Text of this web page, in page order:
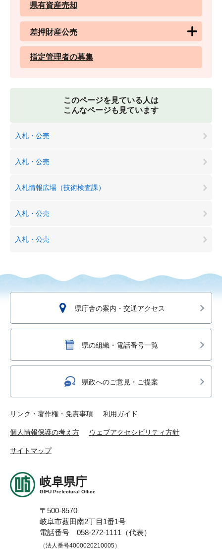
県有資産売却
差押財産公売
指定管理者の募集
このページを見ている人は
こんなページも見ています
入札・公売
入札・公売
入札情報広場（技術検査課）
入札・公売
入札・公売
県庁舎の案内・交通アクセス
県の組織・電話番号一覧
県政へのご意見・ご提案
リンク・著作権・免責事項 利用ガイド
個人情報保護の考え方 ウェブアクセシビリティ方針
サイトマップ
岐阜県庁
GIFU Prefectural Office
〒500-8570
岐阜市薮田南2丁目1番1号
電話番号 058-272-1111（代表）
（法人番号4000020210005）